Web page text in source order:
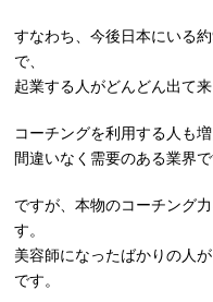
すなわち、今後日本にいる
で、
起業する人がどんどん出て
コーチングを利用する人も増
間違いなく需要のある業界で
ですが、本物のコーチング
す。
美容師になったばかりの人
です。